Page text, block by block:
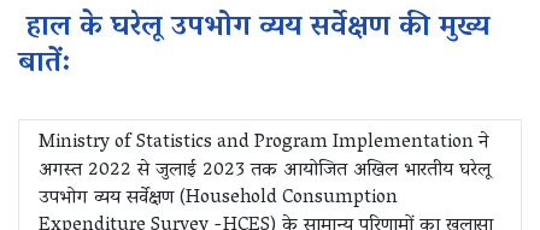
हाल के घरेलू उपभोग व्यय सर्वेक्षण की मुख्य
बातें:
Ministry of Statistics and Program Implementation ने
अगस्त 2022 से जुलाई 2023 तक आयोजित अखिल भारतीय घरेलू
उपभोग व्यय सर्वेक्षण (Household Consumption